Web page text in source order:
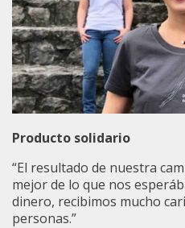
Producto solidario
“El resultado de nuestra
mejor de lo que nos
dinero, recibimos mucho
personas.”